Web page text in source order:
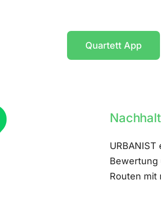
Quartett App
Bewertung
Routen mit